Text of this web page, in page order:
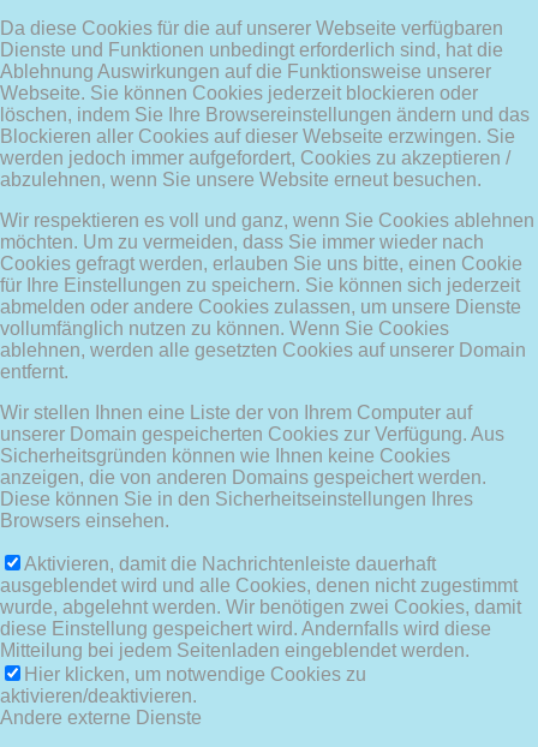
Da diese Cookies für die auf unserer Webseite verfügbaren
Dienste und Funktionen unbedingt erforderlich sind, hat die
Ablehnung Auswirkungen auf die Funktionsweise unserer
Webseite. Sie können Cookies jederzeit blockieren oder
löschen, indem Sie Ihre Browsereinstellungen ändern und das
Blockieren aller Cookies auf dieser Webseite erzwingen. Sie
werden jedoch immer aufgefordert, Cookies zu akzeptieren /
abzulehnen, wenn Sie unsere Website erneut besuchen.
Wir respektieren es voll und ganz, wenn Sie Cookies ablehnen
möchten. Um zu vermeiden, dass Sie immer wieder nach
Cookies gefragt werden, erlauben Sie uns bitte, einen Cookie
für Ihre Einstellungen zu speichern. Sie können sich jederzeit
abmelden oder andere Cookies zulassen, um unsere Dienste
vollumfänglich nutzen zu können. Wenn Sie Cookies
ablehnen, werden alle gesetzten Cookies auf unserer Domain
entfernt.
Wir stellen Ihnen eine Liste der von Ihrem Computer auf
unserer Domain gespeicherten Cookies zur Verfügung. Aus
Sicherheitsgründen können wie Ihnen keine Cookies
anzeigen, die von anderen Domains gespeichert werden.
Diese können Sie in den Sicherheitseinstellungen Ihres
Browsers einsehen.
Aktivieren, damit die Nachrichtenleiste dauerhaft
ausgeblendet wird und alle Cookies, denen nicht zugestimmt
wurde, abgelehnt werden. Wir benötigen zwei Cookies, damit
diese Einstellung gespeichert wird. Andernfalls wird diese
Mitteilung bei jedem Seitenladen eingeblendet werden.
Hier klicken, um notwendige Cookies zu
aktivieren/deaktivieren.
Andere externe Dienste